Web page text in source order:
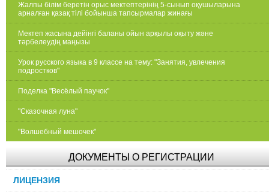
Жалпы білім беретін орыс мектептерінің 5-сынып оқушыларына
арналған қазақ тілі бойынша тапсырмалар жинағы
Мектеп жасына дейінгі баланы ойын арқылы оқыту және
тәрбелеудің маңызы
Урок русского языка в 9 классе на тему: "Занятия, увлечения
подростков"
Поделка "Весёлый паучок"
"Сказочная луна"
"Волшебный мешочек"
ДОКУМЕНТЫ О РЕГИСТРАЦИИ
ЛИЦЕНЗИЯ